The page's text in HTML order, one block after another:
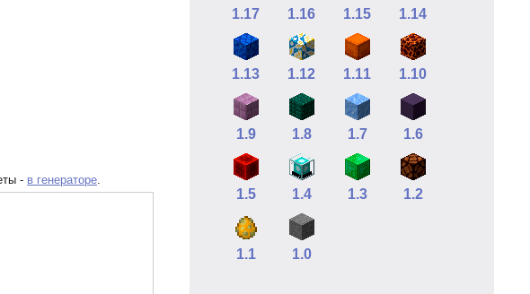
- в генераторе
1.17 1.16 1.15 1.14
1.13 1.12 1.11 1.10
1.9 1.8 1.7 1.6
1.5 1.4 1.3 1.2
1.1 1.0